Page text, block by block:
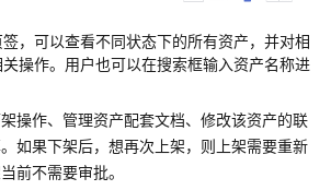
，可以查看不同状态下的所有资产，并对相
操作。用户也可以在搜索框输入资产名称进
操作、管理资产配套文档、修改该资产的联
如果下架后，想再次上架，则上架需要重新
前不需要审批。